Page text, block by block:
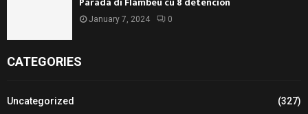
January 7, 2024 0
CATEGORIES
Uncategorized
(327)